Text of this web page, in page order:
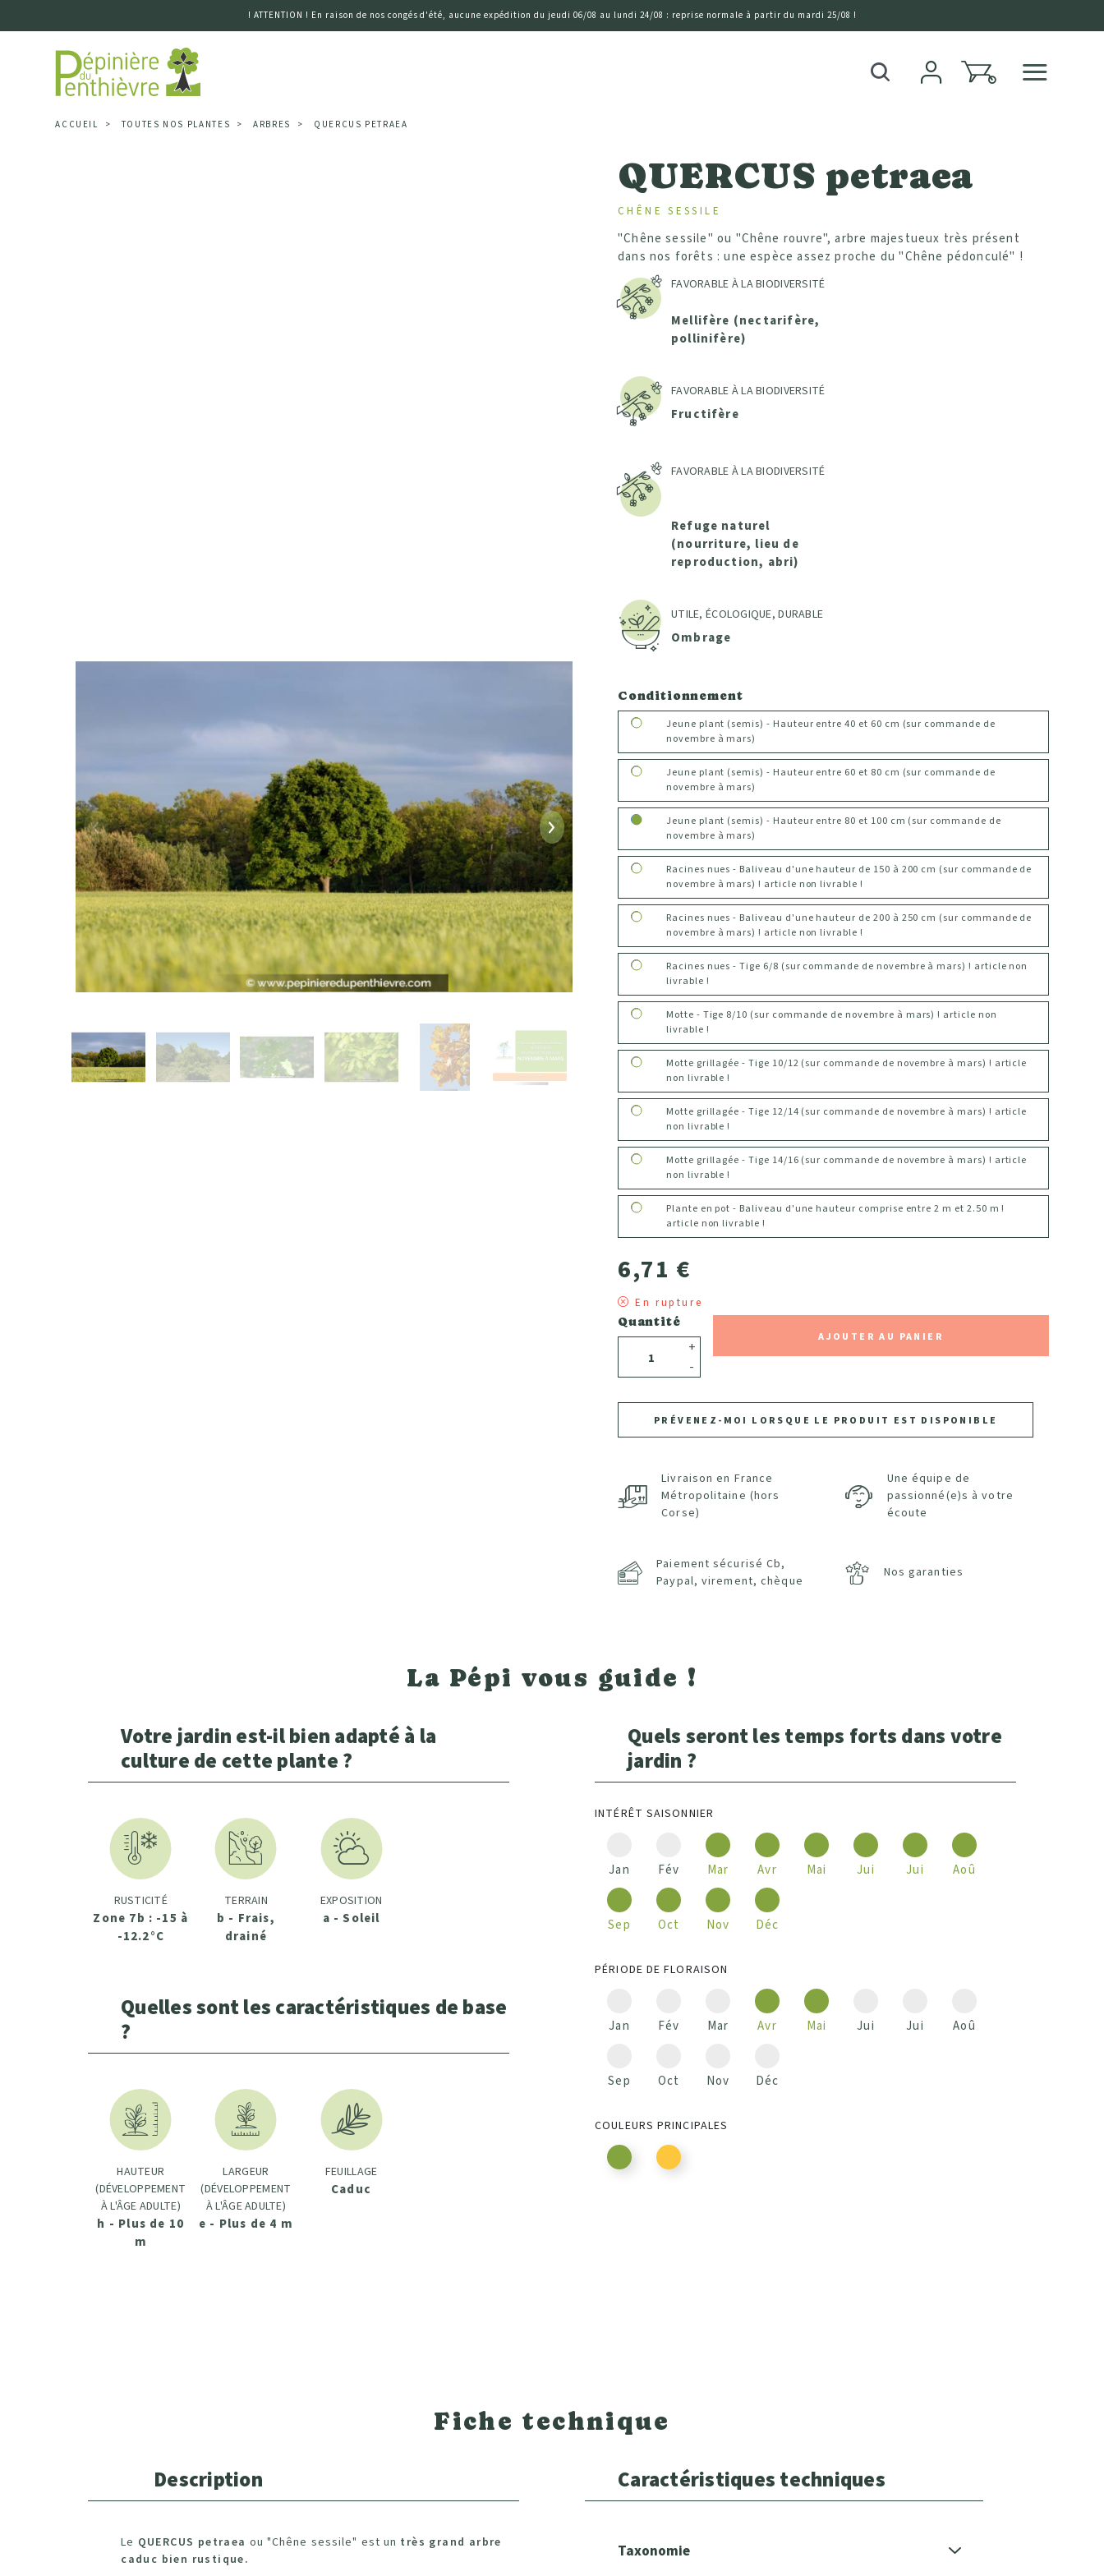
! ATTENTION ! En raison de nos congés d'été, aucune expédition du jeudi 06/08 au lundi 24/08 : reprise normale à partir du mardi 25/08 !
Accueil
Recherche
ACCUEIL TOUTES NOS PLANTES ARBRES QUERCUS PETRAEA
Précédent Suivant
QUERCUS petraea
CHÊNE SESSILE
"Chêne sessile" ou "Chêne rouvre", arbre majestueux très présent
dans nos forêts : une espèce assez proche du "Chêne pédonculé" !
FAVORABLE À LA BIODIVERSITÉ
Mellifère (nectarifère,
pollinifère)
FAVORABLE À LA BIODIVERSITÉ
Fructifère
FAVORABLE À LA BIODIVERSITÉ
Refuge naturel
(nourriture, lieu de
reproduction, abri)
UTILE, ÉCOLOGIQUE, DURABLE
Ombrage
Conditionnement
Jeune plant (semis) - Hauteur entre 40 et 60 cm (sur commande de
novembre à mars)
Jeune plant (semis) - Hauteur entre 60 et 80 cm (sur commande de
novembre à mars)
Jeune plant (semis) - Hauteur entre 80 et 100 cm (sur commande de
novembre à mars)
Racines nues - Baliveau d'une hauteur de 150 à 200 cm (sur commande de
novembre à mars) ! article non livrable !
Racines nues - Baliveau d'une hauteur de 200 à 250 cm (sur commande de
novembre à mars) ! article non livrable !
Racines nues - Tige 6/8 (sur commande de novembre à mars) ! article non
livrable !
Motte - Tige 8/10 (sur commande de novembre à mars) ! article non
livrable !
Motte grillagée - Tige 10/12 (sur commande de novembre à mars) ! article
non livrable !
Motte grillagée - Tige 12/14 (sur commande de novembre à mars) ! article
non livrable !
Motte grillagée - Tige 14/16 (sur commande de novembre à mars) ! article
non livrable !
Plante en pot - Baliveau d'une hauteur comprise entre 2 m et 2.50 m !
article non livrable !
6,71 €
Quantité
-
+
AJOUTER AU PANIER
En rupture
PRÉVENEZ-MOI LORSQUE LE PRODUIT EST DISPONIBLE
Livraison en France
Métropolitaine (hors
Corse)
Une équipe de
passionné(e)s à votre
écoute
Paiement sécurisé Cb,
Paypal, virement, chèque
Nos garanties
La Pépi vous guide !
Votre jardin est-il bien adapté à la
culture de cette plante ?
RUSTICITÉ
Zone 7b : -15 à
-12.2°C
TERRAIN
b - Frais,
drainé
EXPOSITION
a - Soleil
Quelles sont les caractéristiques de base
?
HAUTEUR
(DÉVELOPPEMENT
À L'ÂGE ADULTE)
h - Plus de 10
m
LARGEUR
(DÉVELOPPEMENT
À L'ÂGE ADULTE)
e - Plus de 4 m
FEUILLAGE
Caduc
Quels seront les temps forts dans votre
jardin ?
INTÉRÊT SAISONNIER
Jan Fév Mar Avr Mai Jui Jui Aoû
Sep Oct Nov Déc
PÉRIODE DE FLORAISON
Jan Fév Mar Avr Mai Jui Jui Aoû
Sep Oct Nov Déc
COULEURS PRINCIPALES
Fiche technique
Description
Le QUERCUS petraea ou "Chêne sessile" est un très grand arbre
caduc bien rustique.
Caractéristiques techniques
Taxonomie